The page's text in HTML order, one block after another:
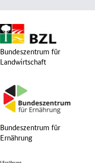
Bundeszentrum für
Landwirtschaft
Bundeszentrum für
Ernährung